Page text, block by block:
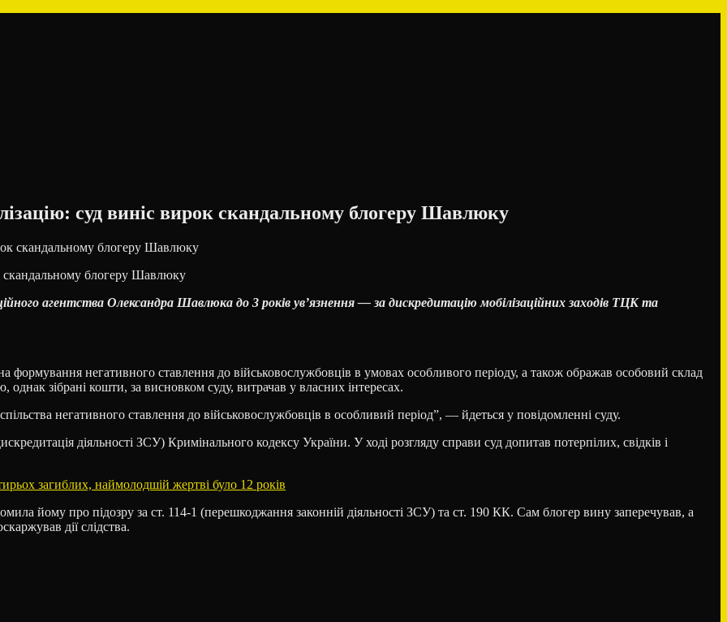
суд виніс вирок скандальному блогеру Шавлюку
скандальному блогеру Шавлюку
агентства Олександра Шавлюка до 3 років ув’язнення — за дискредитацію мобілізаційних заходів ТЦК та
негативного ставлення до військовослужбовців в умовах особливого періоду, а також ображав особовий склад
зібрані кошти, за висновком суду, витрачав у власних інтересах.
негативного ставлення до військовослужбовців в особливий період”, — йдеться у повідомленні суду.
діяльності ЗСУ) Кримінального кодексу України. У ході розгляду справи суд допитав потерпілих, свідків і
загиблих, наймолодшій жертві було 12 років
йому про підозру за ст. 114-1 (перешкоджання законній діяльності ЗСУ) та ст. 190 КК. Сам блогер вину заперечував, а
дії слідства.